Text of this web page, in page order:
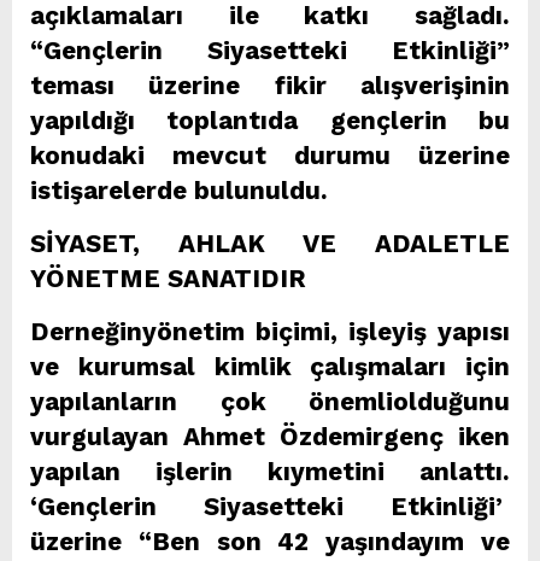
açıklamaları ile katkı sağladı.
“Gençlerin Siyasetteki Etkinliği”
teması üzerine fikir alışverişinin
yapıldığı toplantıda gençlerin bu
konudaki mevcut durumu üzerine
istişarelerde bulunuldu.
SİYASET, AHLAK VE ADALETLE
YÖNETME SANATIDIR
Derneğinyönetim biçimi, işleyiş yapısı
ve kurumsal kimlik çalışmaları için
yapılanların çok önemliolduğunu
vurgulayan Ahmet Özdemirgenç iken
yapılan işlerin kıymetini anlattı.
‘Gençlerin Siyasetteki Etkinliği’
üzerine “Ben son 42 yaşındayım ve